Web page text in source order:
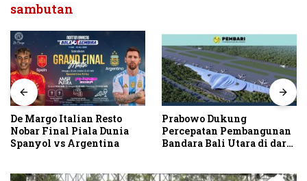
sambutan
De Margo Italian Resto
Nobar Final Piala Dunia
Spanyol vs Argentina
Prabowo Dukung
Percepatan Pembangunan
Bandara Bali Utara di darat